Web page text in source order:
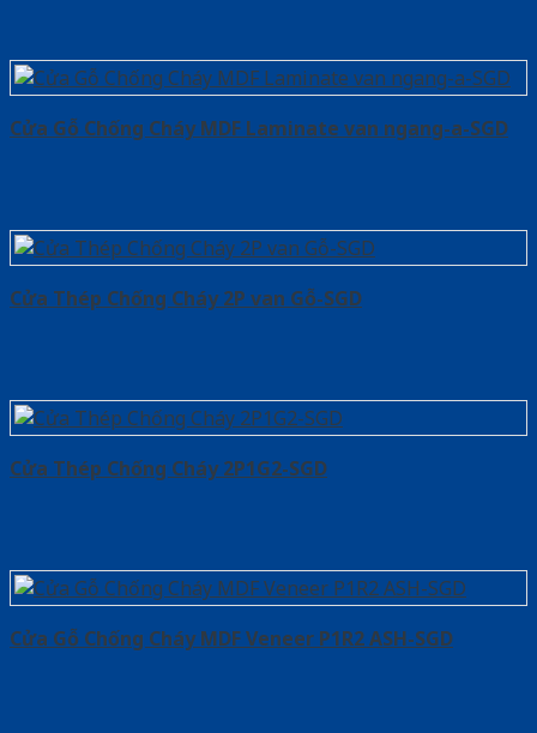
Cửa Gỗ Chống Cháy MDF Laminate van ngang-a-SGD
Cửa Thép Chống Cháy 2P van Gỗ-SGD
Cửa Thép Chống Cháy 2P1G2-SGD
Cửa Gỗ Chống Cháy MDF Veneer P1R2 ASH-SGD